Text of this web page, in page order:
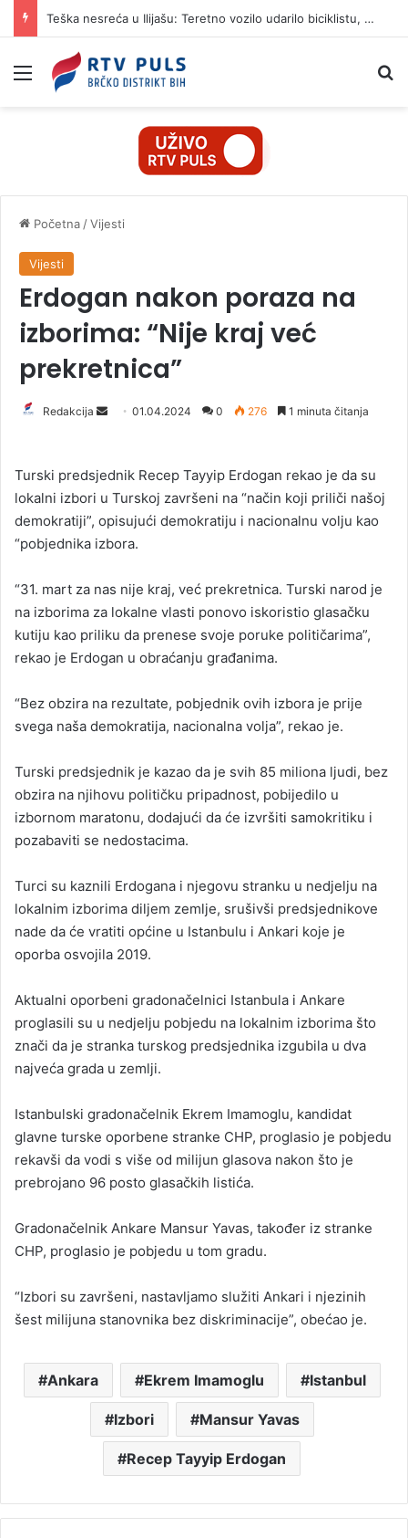
Teška nesreća u Ilijašu: Teretno vozilo udarilo biciklistu, 75-godišnjak zadržan u bolnici
Izbornik
Početna /Vijesti
Vijesti
Erdogan nakon poraza na
izborima: “Nije kraj već
prekretnica”
Redakcija
d
a
n
e
a
l
01.04.2024 0 276 1 minuta čitanja
Turski predsjednik Recep Tayyip Erdogan rekao je da su
lokalni izbori u Turskoj završeni na “način koji priliči našoj
demokratiji”, opisujući demokratiju i nacionalnu volju kao
“pobjednika izbora.
“31. mart za nas nije kraj, već prekretnica. Turski narod je
na izborima za lokalne vlasti ponovo iskoristio glasačku
kutiju kao priliku da prenese svoje poruke političarima”,
rekao je Erdogan u obraćanju građanima.
“Bez obzira na rezultate, pobjednik ovih izbora je prije
svega naša demokratija, nacionalna volja”, rekao je.
Turski predsjednik je kazao da je svih 85 miliona ljudi, bez
obzira na njihovu političku pripadnost, pobijedilo u
izbornom maratonu, dodajući da će izvršiti samokritiku i
pozabaviti se nedostacima.
Turci su kaznili Erdogana i njegovu stranku u nedjelju na
lokalnim izborima diljem zemlje, srušivši predsjednikove
nade da će vratiti općine u Istanbulu i Ankari koje je
oporba osvojila 2019.
Aktualni oporbeni gradonačelnici Istanbula i Ankare
proglasili su u nedjelju pobjedu na lokalnim izborima što
znači da je stranka turskog predsjednika izgubila u dva
najveća grada u zemlji.
Istanbulski gradonačelnik Ekrem Imamoglu, kandidat
glavne turske oporbene stranke CHP, proglasio je pobjedu
rekavši da vodi s više od milijun glasova nakon što je
prebrojano 96 posto glasačkih listića.
Gradonačelnik Ankare Mansur Yavas, također iz stranke
CHP, proglasio je pobjedu u tom gradu.
“Izbori su završeni, nastavljamo služiti Ankari i njezinih
šest milijuna stanovnika bez diskriminacije”, obećao je.
Ankara Ekrem Imamoglu Istanbul
Izbori Mansur Yavas
Recep Tayyip Erdogan